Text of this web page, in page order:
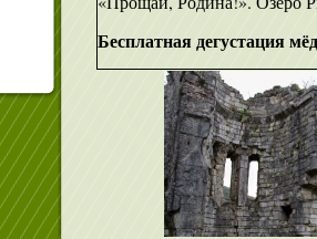
Бесплатная дегустация